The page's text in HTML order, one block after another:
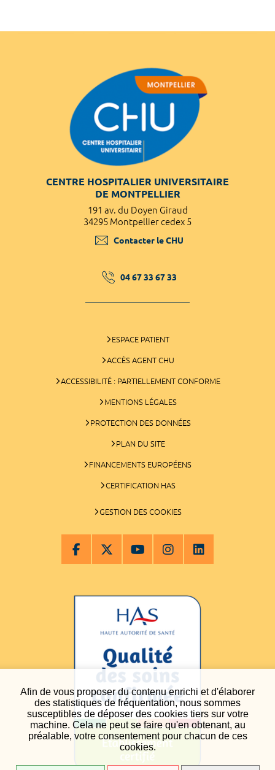
Afin de vous proposer du contenu enrichi et d'élaborer
des statistiques de fréquentation, nous sommes
susceptibles de déposer des cookies tiers sur votre
machine. Cela ne peut se faire qu'en obtenant, au
préalable, votre consentement pour chacun de ces
cookies.
CENTRE HOSPITALIER UNIVERSITAIRE
DE MONTPELLIER
191 av. du Doyen Giraud
34295 Montpellier cedex 5
Contacter le CHU
04 67 33 67 33
ESPACE PATIENT
ACCÈS AGENT CHU
ACCESSIBILITÉ : PARTIELLEMENT CONFORME
MENTIONS LÉGALES
PROTECTION DES DONNÉES
PLAN DU SITE
FINANCEMENTS EUROPÉENS
CERTIFICATION HAS
GESTION DES COOKIES